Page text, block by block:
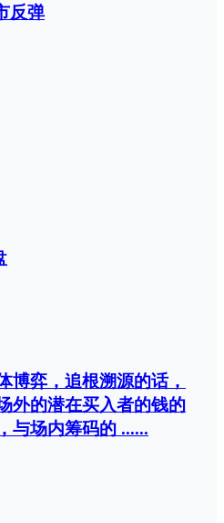
反弹
博弈，追根溯源的话，
外的潜在买入者的钱的
与场内筹码的 ......